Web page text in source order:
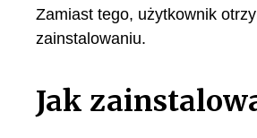
Zamiast tego, użytkownik
zainstalowaniu.
Jak